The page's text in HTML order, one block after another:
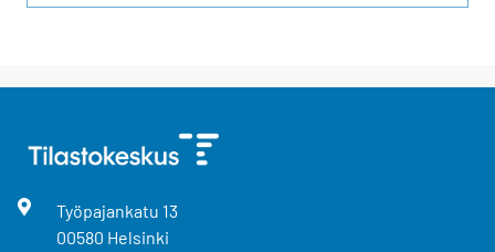
Työpajankatu 13
00580 Helsinki